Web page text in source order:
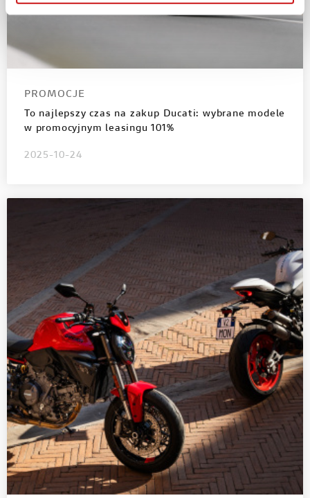
PROMOCJE
To najlepszy czas na zakup Ducati: wybrane modele
w promocyjnym leasingu 101%
2025-10-24